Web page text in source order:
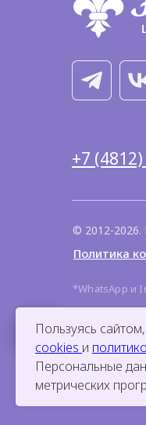
Пользуясь
cookies и
Персональные
метрических
*WhatsApp и
Данный
Политика
© 2012-2026.
+7